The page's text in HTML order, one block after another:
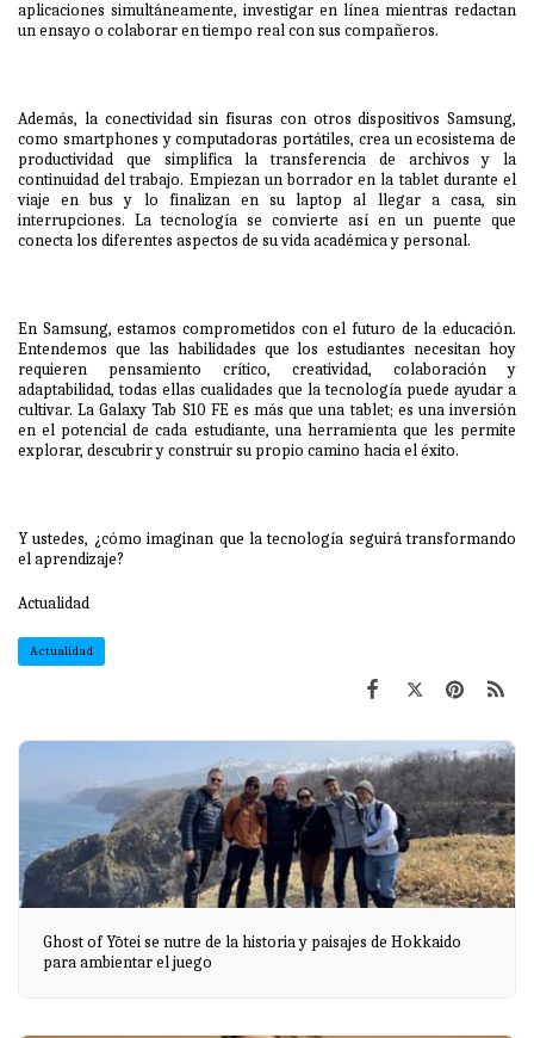
aplicaciones simultáneamente, investigar en línea mientras redactan
un ensayo o colaborar en tiempo real con sus compañeros.
Además, la conectividad sin fisuras con otros dispositivos Samsung,
como smartphones y computadoras portátiles, crea un ecosistema de
productividad que simplifica la transferencia de archivos y la
continuidad del trabajo. Empiezan un borrador en la tablet durante el
viaje en bus y lo finalizan en su laptop al llegar a casa, sin
interrupciones. La tecnología se convierte así en un puente que
conecta los diferentes aspectos de su vida académica y personal.
En Samsung, estamos comprometidos con el futuro de la educación.
Entendemos que las habilidades que los estudiantes necesitan hoy
requieren pensamiento crítico, creatividad, colaboración y
adaptabilidad, todas ellas cualidades que la tecnología puede ayudar a
cultivar. La Galaxy Tab S10 FE es más que una tablet; es una inversión
en el potencial de cada estudiante, una herramienta que les permite
explorar, descubrir y construir su propio camino hacia el éxito.
Y ustedes, ¿cómo imaginan que la tecnología seguirá transformando
el aprendizaje?
Actualidad
Actualidad
Ghost of Yōtei se nutre de la historia y paisajes de Hokkaido
para ambientar el juego